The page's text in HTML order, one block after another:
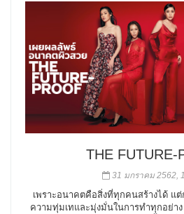
THE FUTURE-
31 มกราคม 2562,
เพราะอนาคตคือสิ่งที่ทุกคนสร้างได้ แ
ความทุ่มเทและมุ่งมั่นในการทำทุกอย่าง